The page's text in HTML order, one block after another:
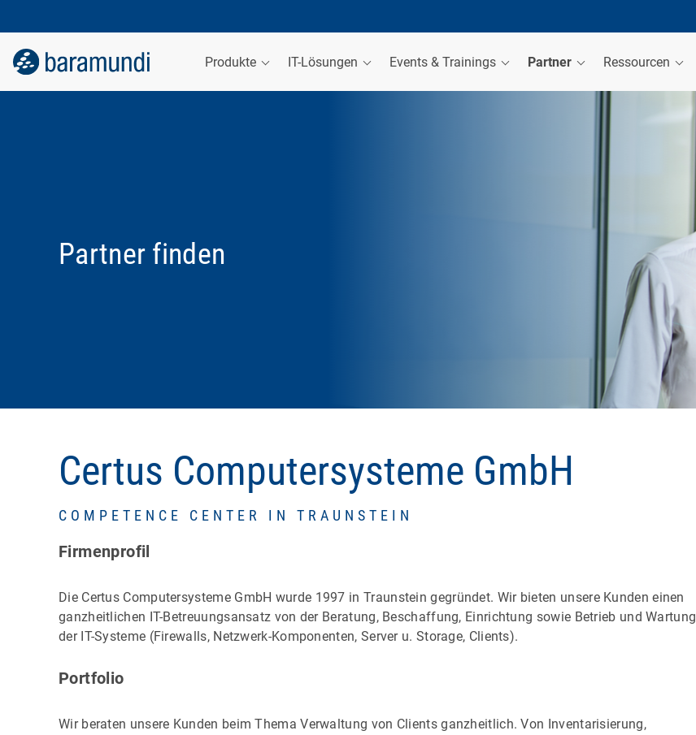
Produkte IT-Lösungen Events & Trainings Partner Ressourcen
Partner finden
Certus Computersysteme GmbH
COMPETENCE CENTER IN TRAUNSTEIN
Firmenprofil
Die Certus Computersysteme GmbH wurde 1997 in Traunstein gegründet. Wir bieten unsere Kunden einen
ganzheitlichen IT-Betreuungsansatz von der Beratung, Beschaffung, Einrichtung sowie Betrieb und Wartung
der IT-Systeme (Firewalls, Netzwerk-Komponenten, Server u. Storage, Clients).
Portfolio
Wir beraten unsere Kunden beim Thema Verwaltung von Clients ganzheitlich. Von Inventarisierung,